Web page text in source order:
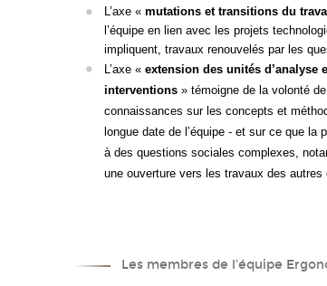
L’axe « mutations et transitions du
l’équipe en lien avec les projets
impliquent, travaux renouvelés par les
L’axe « extension des unités d’analyse
interventions » témoigne de la volonté
connaissances sur les concepts et
longue date de l’équipe - et sur ce que
à des questions sociales complexes,
une ouverture vers les travaux des autres
Les membres de l'équipe